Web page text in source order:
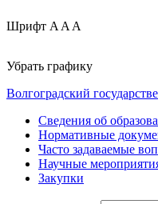
Шрифт A A A
Убрать графику
Волгоградский
Сведения об
Нормативные
Часто задаваемые
Научные
Закупки